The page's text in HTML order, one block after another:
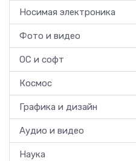
Носимая электроника
Фото и видео
ОС и софт
Космос
Графика и дизайн
Аудио и видео
Наука